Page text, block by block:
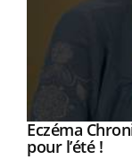
Youtube
Eczéma
pour l’été !